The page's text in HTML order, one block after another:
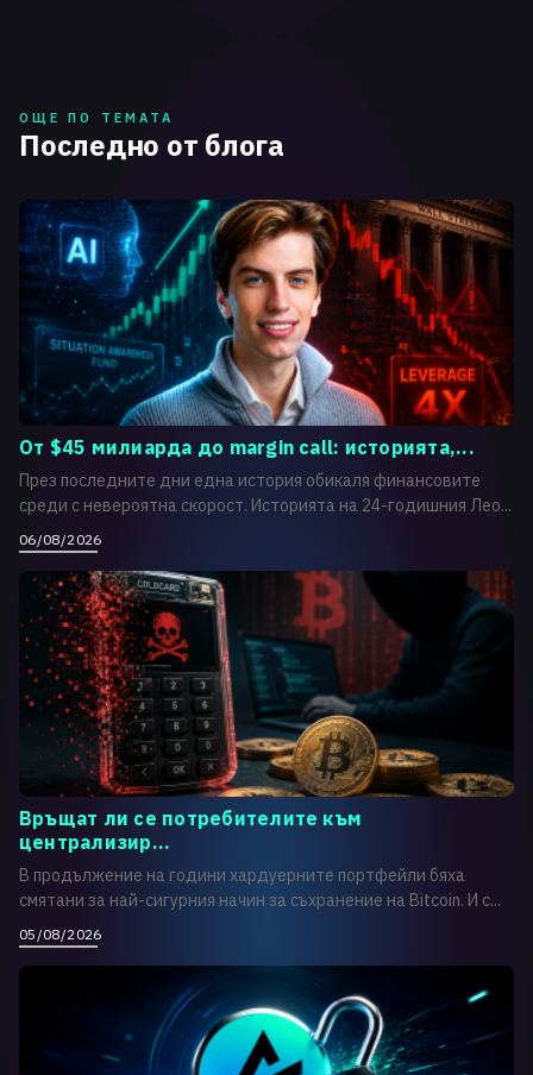
ОЩЕ ПО ТЕМАТА
Последно от блога
От $45 милиарда до margin call: историята,...
През последните дни една история обикаля финансовите
среди с невероятна скорост. Историята на 24-годишния Лео...
06/08/2026
Връщат ли се потребителите към
централизир...
В продължение на години хардуерните портфейли бяха
смятани за най-сигурния начин за съхранение на Bitcoin. И с...
05/08/2026